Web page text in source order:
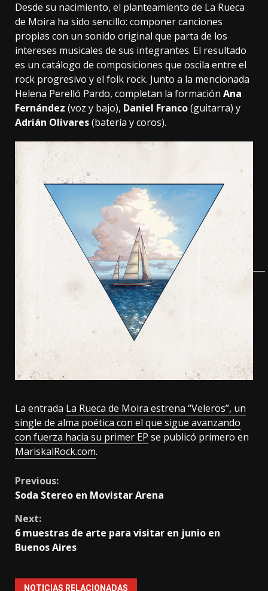
Desde su nacimiento, el planteamiento de La Rueca
de Moira ha sido sencillo: componer canciones
propias con un sonido original que parta de los
intereses musicales de sus integrantes. El resultado
es un catálogo de composiciones que oscila entre el
rock progresivo y el folk rock. Junto a la mencionada
Helena Perelló Pardo, completan la formación Ana
Fernández (voz y bajo), Daniel Franco(guitarra) y
Adrián Olivares(batería y coros).
La entrada La Rueca de Moira estrena “Veleros”, un
single de alma poética con el que sigue avanzando
con fuerza hacia su primer EP se publicó primero en
MariskalRock.com.
Continue
Previous:
Soda Stereo en Movistar Arena
Next:
6 muestras de arte para visitar en junio en
Buenos Aires
NOTICIAS RELACIONADAS